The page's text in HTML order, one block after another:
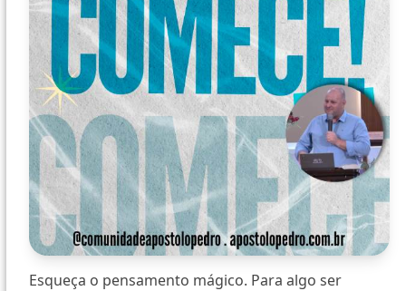
Esqueça o pensamento mágico. Para algo ser